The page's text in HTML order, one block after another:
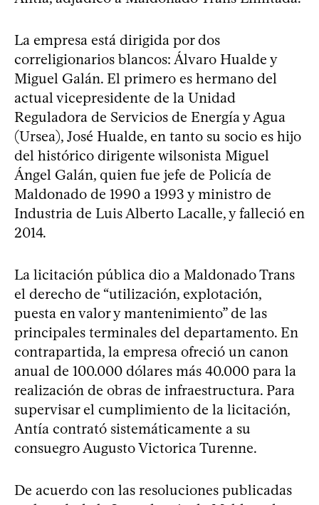
La empresa está dirigida por dos
correligionarios blancos: Álvaro Hualde y
Miguel Galán. El primero es hermano del
actual vicepresidente de la Unidad
Reguladora de Servicios de Energía y Agua
(Ursea), José Hualde, en tanto su socio es hijo
del histórico dirigente wilsonista Miguel
Ángel Galán, quien fue jefe de Policía de
Maldonado de 1990 a 1993 y ministro de
Industria de Luis Alberto Lacalle, y falleció en
2014.
La licitación pública dio a Maldonado Trans
el derecho de “utilización, explotación,
puesta en valor y mantenimiento” de las
principales terminales del departamento. En
contrapartida, la empresa ofreció un canon
anual de 100.000 dólares más 40.000 para la
realización de obras de infraestructura. Para
supervisar el cumplimiento de la licitación,
Antía contrató sistemáticamente a su
consuegro Augusto Victorica Turenne.
De acuerdo con las resoluciones publicadas